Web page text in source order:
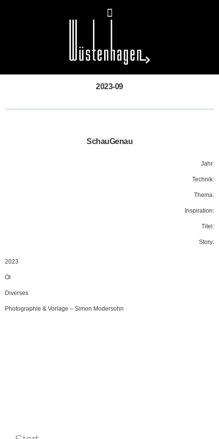
2023-09
SchauGenau
Jahr:
Technik:
Thema:
Inspiration:
Titel:
Story:
2023
Öl
Diverses
Photographie & Vorlage – Simon Modersohn